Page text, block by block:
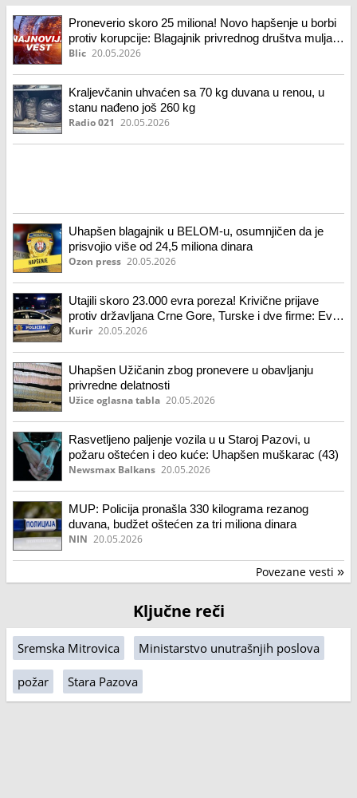
Proneverio skoro 25 miliona! Novo hapšenje u borbi
protiv korupcije: Blagajnik privrednog društva muljao
sa parama, pa ih stavljao u džep! (video)
Blic 20.05.2026
Kraljevčanin uhvaćen sa 70 kg duvana u renou, u
stanu nađeno još 260 kg
Radio 021 20.05.2026
Uhapšen blagajnik u BELOM-u, osumnjičen da je
prisvojio više od 24,5 miliona dinara
Ozon press 20.05.2026
Utajili skoro 23.000 evra poreza! Krivične prijave
protiv državljana Crne Gore, Turske i dve firme: Evo
šta im se sve stavlja na teret!
Kurir 20.05.2026
Uhapšen Užičanin zbog pronevere u obavljanju
privredne delatnosti
Užice oglasna tabla 20.05.2026
Rasvetljeno paljenje vozila u u Staroj Pazovi, u
požaru oštećen i deo kuće: Uhapšen muškarac (43)
Newsmax Balkans 20.05.2026
MUP: Policija pronašla 330 kilograma rezanog
duvana, budžet oštećen za tri miliona dinara
NIN 20.05.2026
Povezane vesti »
Ključne reči
Sremska Mitrovica Ministarstvo unutrašnjih poslova
požar Stara Pazova